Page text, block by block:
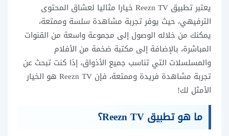
يعتبر تطبيق Reezn TV خيارا مثاليا لعشاق المحتوى
الترفيهي، حيث يوفر تجربة مشاهدة سلسة وممتعة،
يمكنك من خلاله الوصول إلى مجموعة واسعة من القنوات
المباشرة، بالإضافة إلى مكتبة ضخمة من الأفلام
والمسلسلات التي تناسب جميع الأذواق، إذا كنت تبحث عن
تجربة مشاهدة فريدة وممتعة، فإن Reezn TV هو الخيار
الأمثل لك!
ما هو تطبيق Reezn TV؟